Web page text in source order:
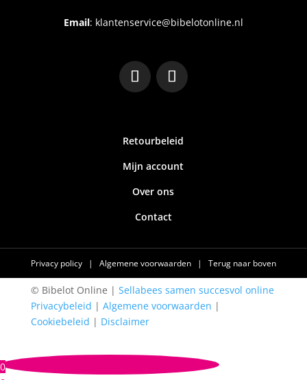
Email: klantenservice@bibelotonline.nl
Retourbeleid
Mijn account
Over ons
Contact
Privacy policy | Algemene voorwaarden | Terug naar boven
© Bibelot Online | Sellabees samen succesvol online
Privacybeleid | Algemene voorwaarden |
Cookiebeleid | Disclaimer
0